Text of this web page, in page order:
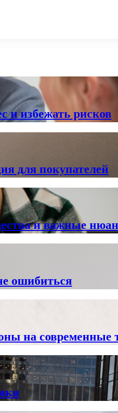
и избежать рисков
для покупателей
и важные
ошибиться
на